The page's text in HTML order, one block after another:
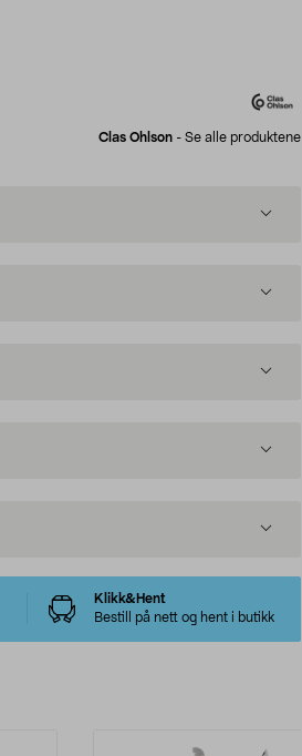
Clas Ohlson - Se alle produktene
Klikk&Hent
Bestill på nett og hent i butikk